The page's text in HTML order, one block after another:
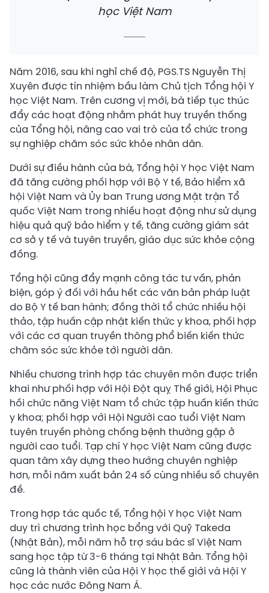
học Việt Nam
Năm 2016, sau khi nghỉ chế độ, PGS.TS Nguyễn Thị
Xuyên được tín nhiệm bầu làm Chủ tịch Tổng hội Y
học Việt Nam. Trên cương vị mới, bà tiếp tục thúc
đẩy các hoạt động nhằm phát huy truyền thống
của Tổng hội, nâng cao vai trò của tổ chức trong
sự nghiệp chăm sóc sức khỏe nhân dân.
Dưới sự điều hành của bà, Tổng hội Y học Việt Nam
đã tăng cường phối hợp với Bộ Y tế, Bảo hiểm xã
hội Việt Nam và Ủy ban Trung ương Mặt trận Tổ
quốc Việt Nam trong nhiều hoạt động như sử dụng
hiệu quả quỹ bảo hiểm y tế, tăng cường giám sát
cơ sở y tế và tuyên truyền, giáo dục sức khỏe cộng
đồng.
Tổng hội cũng đẩy mạnh công tác tư vấn, phản
biện, góp ý đối với hầu hết các văn bản pháp luật
do Bộ Y tế ban hành; đồng thời tổ chức nhiều hội
thảo, tập huấn cập nhật kiến thức y khoa, phối hợp
với các cơ quan truyền thông phổ biến kiến thức
chăm sóc sức khỏe tới người dân.
Nhiều chương trình hợp tác chuyên môn được triển
khai như phối hợp với Hội Đột quỵ Thế giới, Hội Phục
hồi chức năng Việt Nam tổ chức tập huấn kiến thức
y khoa; phối hợp với Hội Người cao tuổi Việt Nam
tuyên truyền phòng chống bệnh thường gặp ở
người cao tuổi. Tạp chí Y học Việt Nam cũng được
quan tâm xây dựng theo hướng chuyên nghiệp
hơn, mỗi năm xuất bản 24 số cùng nhiều số chuyên
đề.
Trong hợp tác quốc tế, Tổng hội Y học Việt Nam
duy trì chương trình học bổng với Quỹ Takeda
(Nhật Bản), mỗi năm hỗ trợ sáu bác sĩ Việt Nam
sang học tập từ 3-6 tháng tại Nhật Bản. Tổng hội
cũng là thành viên của Hội Y học thế giới và Hội Y
học các nước Đông Nam Á.